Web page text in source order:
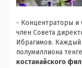
- Концентраторы и
член Совета
Ибрагимов. Каждый
полумиллиона
костанайского